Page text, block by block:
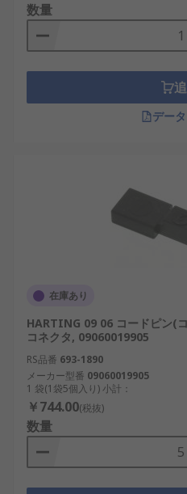
数量
デー
在庫あり
HARTING 09 06 コードピン(
コネクタ, 09060019905
RS品番 693-1890
メーカー型番 09060019905
1 袋(1袋5個入り) 小計：
￥744.00(税抜)
数量